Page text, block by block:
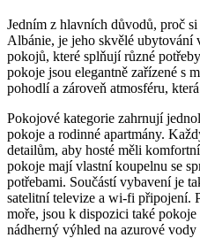
Jedním z hlavních ⁣důvodů, proč
Albánie, je⁤ jeho skvělé
pokojů, které splňují různé⁣
pokoje jsou elegantně ​zařízené s​
pohodlí a zároveň atmosféru,​
Pokojové kategorie zahrnují
pokoje a rodinné apartmány.
detailům, aby hosté měli
pokoje mají ⁤vlastní koupelnu se
potřebami. Součástí vybavení je
satelitní ‌televize a wi-fi připojení.
moře, jsou k‍ dispozici také
nádherný výhled na azurové ⁢vody